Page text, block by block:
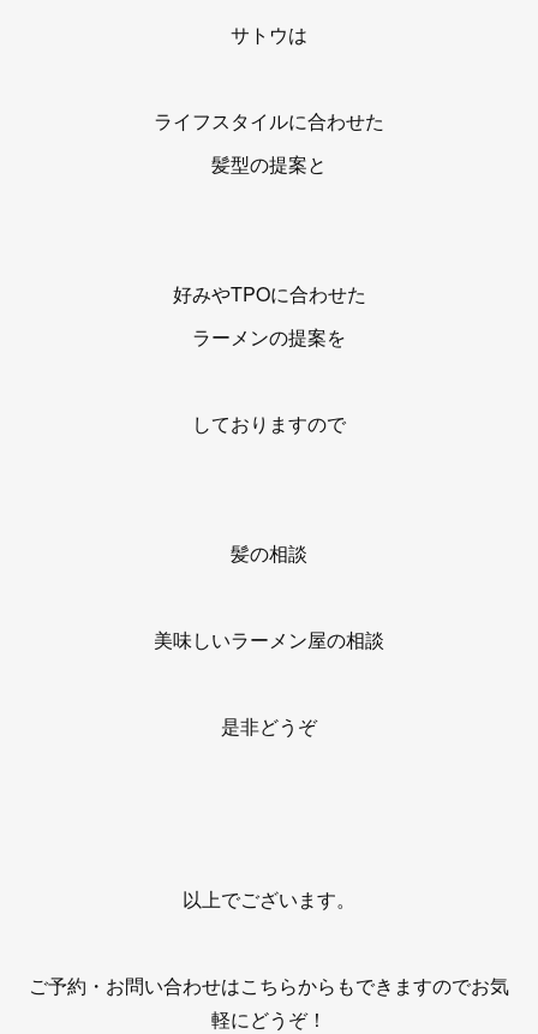
サトウは
ライフスタイルに合わせた
髪型の提案と
好みやTPOに合わせた
ラーメンの提案を
しておりますので
髪の相談
美味しいラーメン屋の相談
是非どうぞ
以上でございます。
ご予約・お問い合わせはこちらからもできますのでお気
軽にどうぞ！